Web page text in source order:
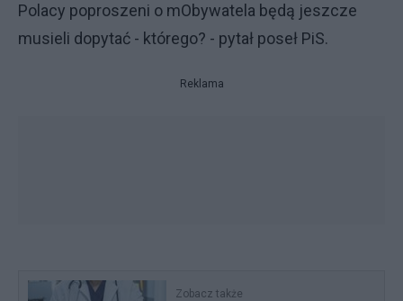
Polacy poproszeni o mObywatela będą jeszcze
musieli dopytać - którego? - pytał poseł PiS.
Reklama
Zobacz także